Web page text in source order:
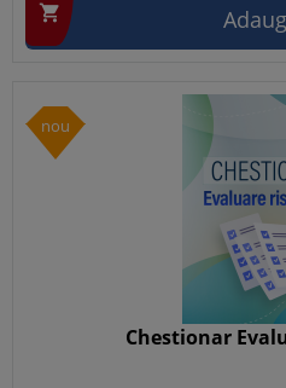

nou
Chestionar